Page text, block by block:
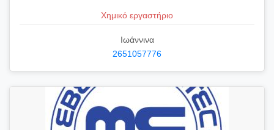
Χημικό εργαστήριο
Ιωάννινα
2651057776